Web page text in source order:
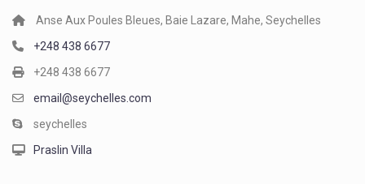
Anse Aux Poules Bleues, Baie Lazare, Mahe, Seychelles
+248 438 6677
+248 438 6677
email@seychelles.com
seychelles
Praslin Villa